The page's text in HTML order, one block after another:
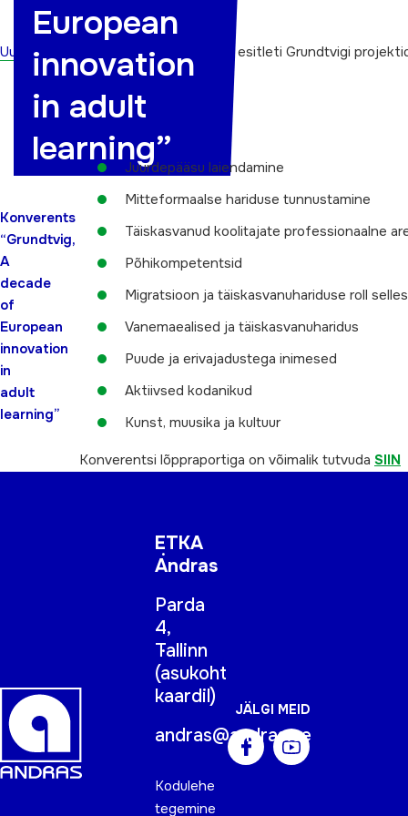
Uudised
Konverents
“Grundtvig,
A
decade
of
European
innovation
in
adult
learning”
European
innovation
in adult
learning”
Konverentsi töötubades esitleti Grundtvigi
Juurdepääsu laiendamine
Mitteformaalse hariduse tunnustamine
Täiskasvanud koolitajate professionaalne
Põhikompetentsid
Migratsioon ja täiskasvanuhariduse roll selles
Vanemaealised ja täiskasvanuharidus
Puude ja erivajadustega inimesed
Aktiivsed kodanikud
Kunst, muusika ja kultuur
Konverentsi lõppraportiga on võimalik tutvuda SIIN
ETKA
Andras
Parda
4,
Tallinn
(asukoht
kaardil)
andras@andras.ee
Kodulehe
tegemine
JÄLGI MEID